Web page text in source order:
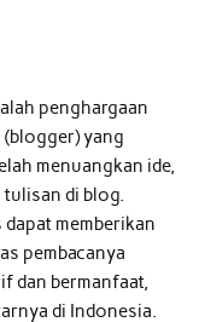
penghargaan
yang
menuangkan ide,
tulisan di blog.
memberikan
pembacanya
dan bermanfaat,
di Indonesia.